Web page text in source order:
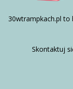
30wtrampkach.pl
Skontaktuj